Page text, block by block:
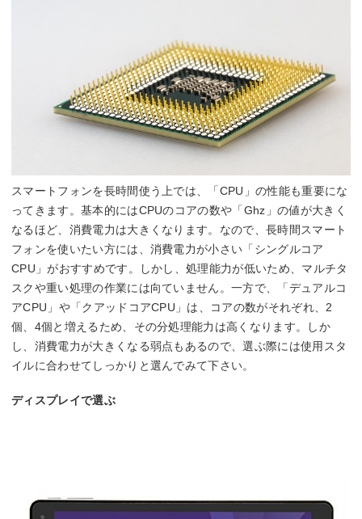
スマートフォンを長時間使う上では、「CPU」の性能も重要にな
ってきます。基本的にはCPUのコアの数や「Ghz」の値が大きく
なるほど、消費電力は大きくなります。なので、長時間スマート
フォンを使いたい方には、消費電力が小さい「シングルコア
CPU」がおすすめです。しかし、処理能力が低いため、マルチタ
スクや重い処理の作業には向ていません。一方で、「デュアルコ
アCPU」や「クアッドコアCPU」は、コアの数がそれぞれ、2
個、4個と増えるため、その分処理能力は高くなります。しか
し、消費電力が大きくなる弱点もあるので、選ぶ際には使用スタ
イルに合わせてしっかりと選んでみて下さい。
ディスプレイで選ぶ